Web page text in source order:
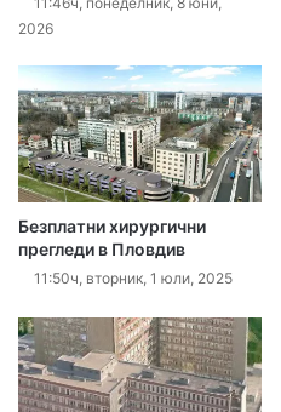
2026
Безплатни хирургични
прегледи в Пловдив
11:50ч, вторник, 1 юли, 2025